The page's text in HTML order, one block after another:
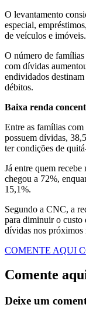
O levantamento
especial,
de veículos e imóveis.
O número de famílias
com dívidas
endividados
débitos.
Baixa renda
Entre as famílias
possuem dívidas,
ter condições de
Já entre quem
chegou a 72%,
15,1%.
Segundo a CNC, a
para diminuir o custo
dívidas nos próximos
COMENTE AQUI
Comente
Deixe um